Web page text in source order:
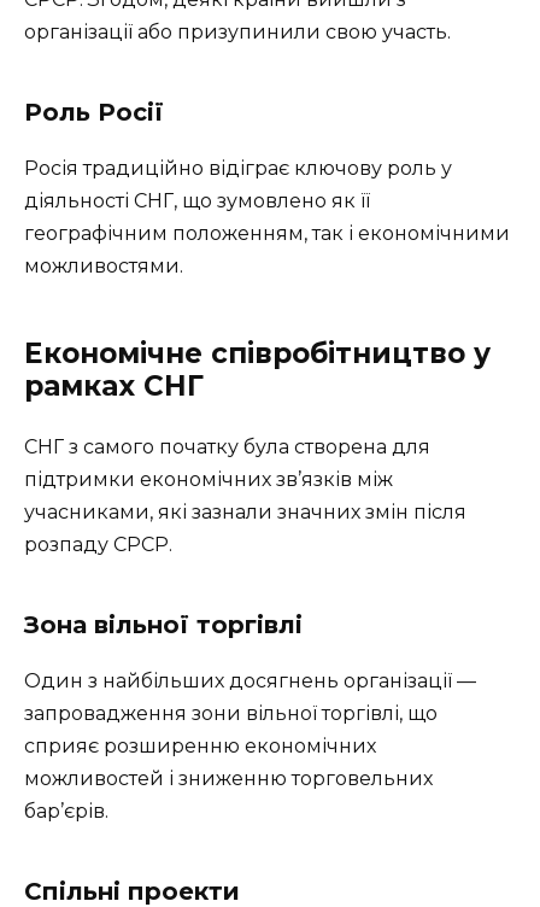
організації або призупинили свою участь.
Роль Росії
Росія традиційно відіграє ключову роль у
діяльності СНГ, що зумовлено як її
географічним положенням, так і економічними
можливостями.
Економічне співробітництво у
рамках СНГ
СНГ з самого початку була створена для
підтримки економічних зв’язків між
учасниками, які зазнали значних змін після
розпаду СРСР.
Зона вільної торгівлі
Один з найбільших досягнень організації —
запровадження зони вільної торгівлі, що
сприяє розширенню економічних
можливостей і зниженню торговельних
бар’єрів.
Спільні проекти